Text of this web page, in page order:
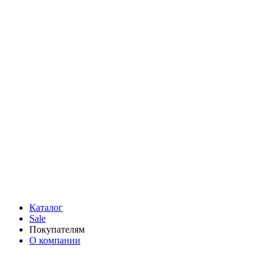
Каталог
Sale
Покупателям
О компании